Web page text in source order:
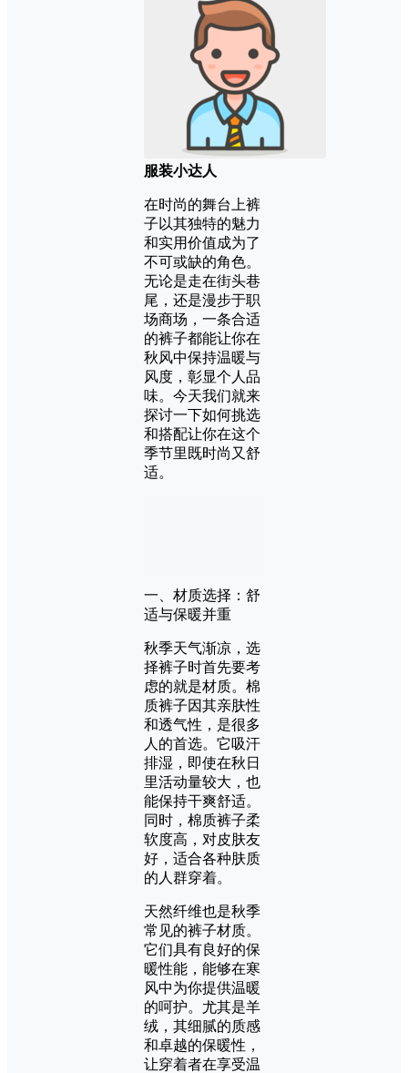
服装小达人
在时尚的舞台上裤
子以其独特的魅力
和实用价值成为了
不可或缺的角色。
无论是走在街头巷
尾，还是漫步于职
场商场，一条合适
的裤子都能让你在
秋风中保持温暖与
风度，彰显个人品
味。今天我们就来
探讨一下如何挑选
和搭配让你在这个
季节里既时尚又舒
适。
一、材质选择：舒
适与保暖并重
秋季天气渐凉，选
择裤子时首先要考
虑的就是材质。棉
质裤子因其亲肤性
和透气性，是很多
人的首选。它吸汗
排湿，即使在秋日
里活动量较大，也
能保持干爽舒适。
同时，棉质裤子柔
软度高，对皮肤友
好，适合各种肤质
的人群穿着。
天然纤维也是秋季
常见的裤子材质。
它们具有良好的保
暖性能，能够在寒
风中为你提供温暖
的呵护。尤其是羊
绒，其细腻的质感
和卓越的保暖性，
让穿着者在享受温